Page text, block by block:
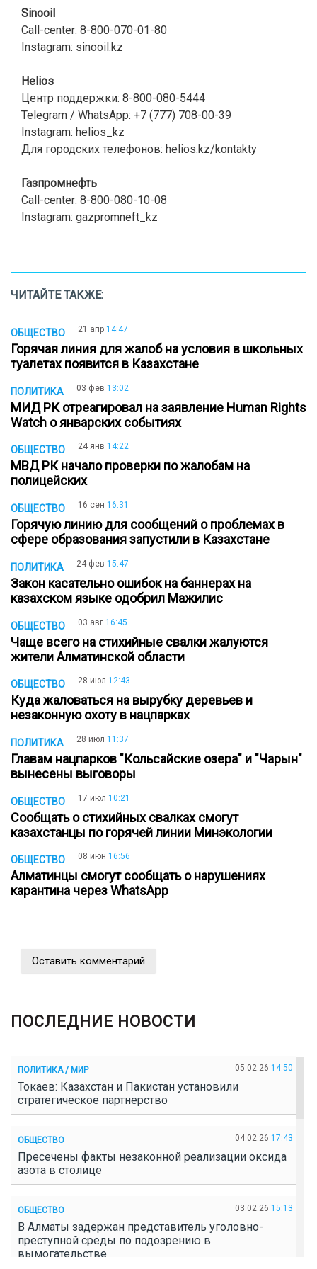
Sinooil
Call-center: 8-800-070-01-80
Instagram: sinooil.kz
Helios
Центр поддержки: 8-800-080-5444
Telegram / WhatsApp: +7 (777) 708-00-39
Instagram: helios_kz
Для городских телефонов: helios.kz/kontakty
Газпромнефть
Call-center: 8-800-080-10-08
Instagram: gazpromneft_kz
ЧИТАЙТЕ ТАКЖЕ:
ОБЩЕСТВО 21 апр 14:47
Горячая линия для жалоб на условия в школьных
туалетах появится в Казахстане
ПОЛИТИКА 03 фев 13:02
МИД РК отреагировал на заявление Human Rights
Watch о январских событиях
ОБЩЕСТВО 24 янв 14:22
МВД РК начало проверки по жалобам на
полицейских
ОБЩЕСТВО 16 сен 16:31
Горячую линию для сообщений о проблемах в
сфере образования запустили в Казахстане
ПОЛИТИКА 24 фев 15:47
Закон касательно ошибок на баннерах на
казахском языке одобрил Мажилис
ОБЩЕСТВО 03 авг 16:45
Чаще всего на стихийные свалки жалуются
жители Алматинской области
ОБЩЕСТВО 28 июл 12:43
Куда жаловаться на вырубку деревьев и
незаконную охоту в нацпарках
ПОЛИТИКА 28 июл 11:37
Главам нацпарков "Кольсайские озера" и "Чарын"
вынесены выговоры
ОБЩЕСТВО 17 июл 10:21
Сообщать о стихийных свалках смогут
казахстанцы по горячей линии Минэкологии
ОБЩЕСТВО 08 июн 16:56
Алматинцы смогут сообщать о нарушениях
карантина через WhatsApp
Оставить комментарий
ПОСЛЕДНИЕ НОВОСТИ
ПОЛИТИКА / МИР 05.02.26 14:50
Токаев: Казахстан и Пакистан установили
стратегическое партнерство
ОБЩЕСТВО 04.02.26 17:43
Пресечены факты незаконной реализации оксида
азота в столице
ОБЩЕСТВО 03.02.26 15:13
В Алматы задержан представитель уголовно-
преступной среды по подозрению в
вымогательстве